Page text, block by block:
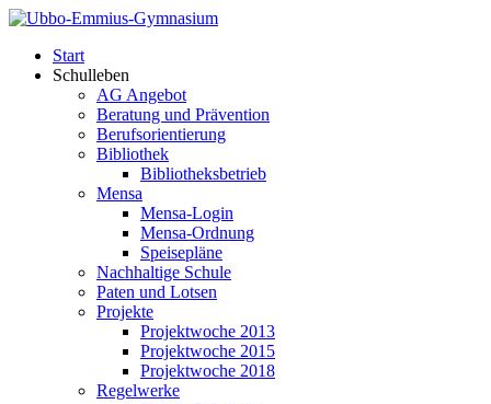
Start
Schulleben
AG Angebot
Beratung und Prävention
Berufsorientierung
Bibliothek
Bibliotheksbetrieb
Mensa
Mensa-Login
Mensa-Ordnung
Speisepläne
Nachhaltige Schule
Paten und Lotsen
Projekte
Projektwoche 2013
Projektwoche 2015
Projektwoche 2018
Regelwerke